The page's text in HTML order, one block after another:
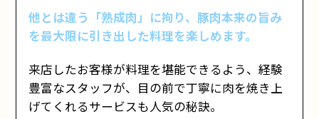
Q. ヨプの王豚塩焼は予約なしでも入れます
か？
Q. ヨプの王豚塩焼は一人でも利用できます
Q. ヨプの王豚塩焼のお肉は、どの部位がおす
すめですか？
Q. ヨプの王豚塩焼はテイクアウトはできます
か？
Q. クレジットカードは使えますか？
他とは違う「熟成肉」に拘り、豚肉本来の旨み
を最大限に引き出した料理を楽しめます。
来店したお客様が料理を堪能できるよう、経験
豊富なスタッフが、目の前で丁寧に肉を焼き上
げてくれるサービスも人気の秘訣。